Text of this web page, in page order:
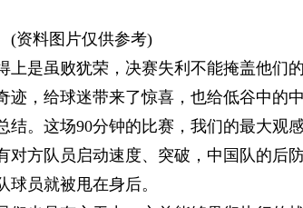
(资料图片仅供参考)
上是虽败犹荣，决赛失利不能掩盖他们
，给球迷带来了惊喜，也给低谷中的
结。这场90分钟的比赛，我们的最大观
对方队员启动速度、突破，中国队的后
员就被甩在身后。